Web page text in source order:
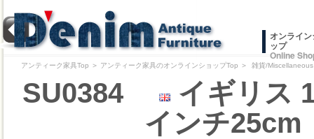
オンライ
ップ
Online
アンティーク家具Top ＞ アンティーク家具のオンラインショップTop ＞ 雑貨/Miscellaneous
SU0384
イギリス
インチ25cm